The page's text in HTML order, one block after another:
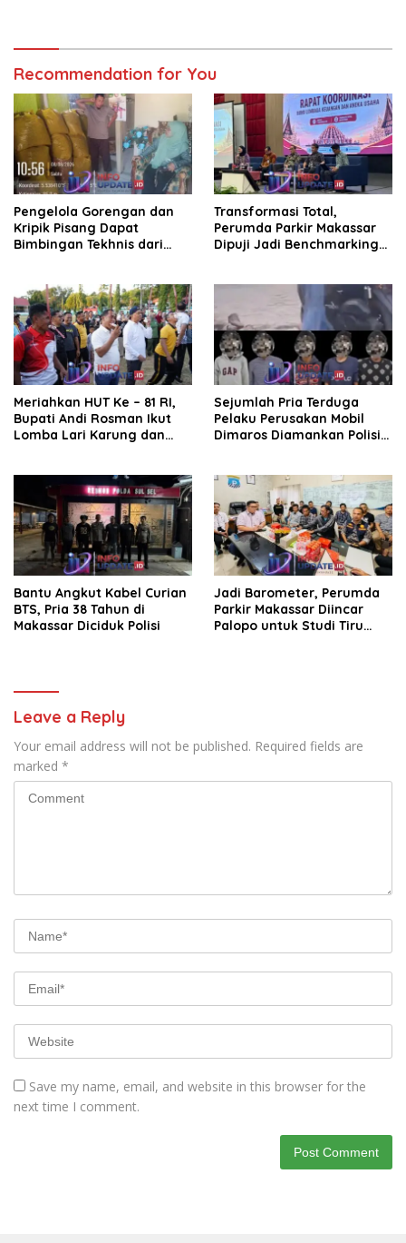
Recommendation for You
Pengelola Gorengan dan
Kripik Pisang Dapat
Bimbingan Tekhnis dari
Transformasi Total,
Perumda Parkir Makassar
Dipuji Jadi Benchmarking
Meriahkan HUT Ke – 81 RI,
Bupati Andi Rosman Ikut
Lomba Lari Karung dan
Sejumlah Pria Terduga
Pelaku Perusakan Mobil
Dimaros Diamankan Polisi.
Bantu Angkut Kabel Curian
BTS, Pria 38 Tahun di
Makassar Diciduk Polisi
Jadi Barometer, Perumda
Parkir Makassar Diincar
Palopo untuk Studi Tiru
Leave a Reply
Your email address will not be published. Required fields are
marked *
Save my name, email, and website in this browser for the
next time I comment.